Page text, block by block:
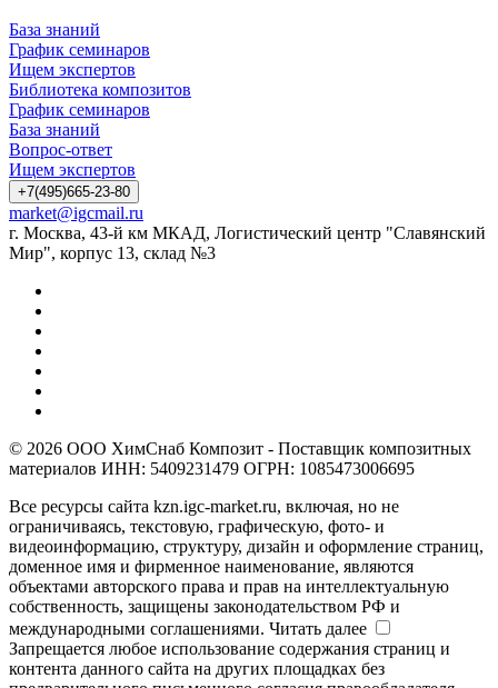
База знаний
График семинаров
Ищем экспертов
Библиотека композитов
График семинаров
База знаний
Вопрос-ответ
Ищем экспертов
+7(495)665-23-80
market@igcmail.ru
г. Москва, 43-й км МКАД, Логистический центр "Славянский
Мир", корпус 13, склад №3
© 2026 ООО ХимСнаб Композит - Поставщик композитных
материалов ИНН: 5409231479 ОГРН: 1085473006695
Все ресурсы сайта kzn.igc-market.ru, включая, но не
ограничиваясь, текстовую, графическую, фото- и
видеоинформацию, структуру, дизайн и оформление страниц,
доменное имя и фирменное наименование, являются
объектами авторского права и прав на интеллектуальную
собственность, защищены законодательством РФ и
международными соглашениями. Читать далее
Запрещается любое использование содержания страниц и
контента данного сайта на других площадках без